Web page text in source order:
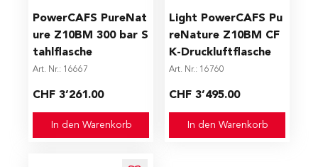
PowerCAFS PureNat
ure Z10BM 300 bar S
tahlflasche
Art. Nr.: 16667
CHF 3’261.00
In den Warenkorb
Light PowerCAFS Pu
reNature Z10BM CF
K-Druckluftflasche
Art. Nr.: 16760
CHF 3’495.00
In den Warenkorb